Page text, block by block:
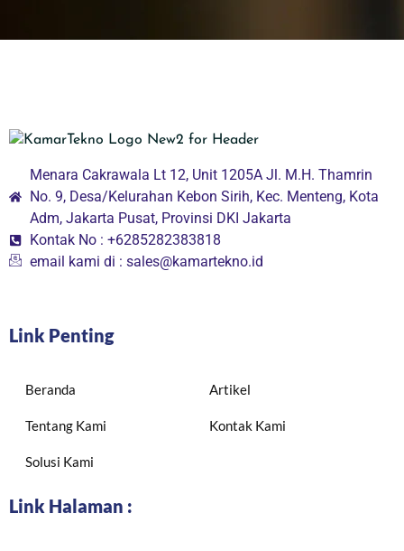
Menara Cakrawala Lt 12, Unit 1205A Jl. M.H. Thamrin
No. 9, Desa/Kelurahan Kebon Sirih, Kec. Menteng, Kota
Adm, Jakarta Pusat, Provinsi DKI Jakarta
Kontak No : +6285282383818
email kami di : sales@kamartekno.id
Link Penting
Beranda
Tentang Kami
Solusi Kami
Artikel
Kontak Kami
Link Halaman :